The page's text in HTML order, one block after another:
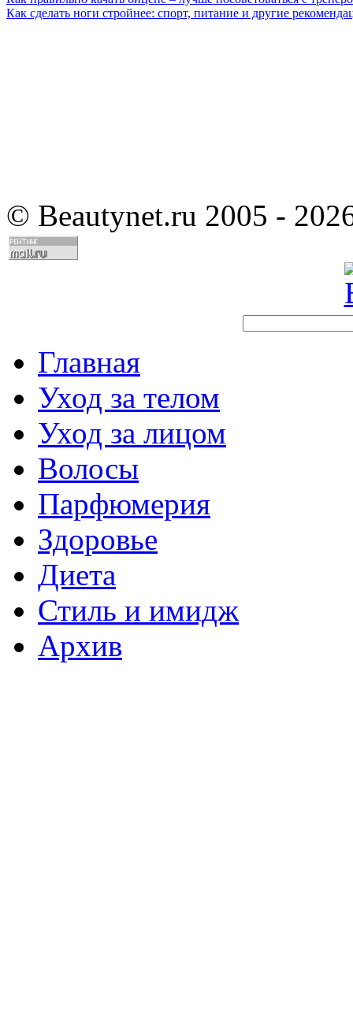
Как сделать ноги стройнее: спорт, питание и другие
© Beautynet.ru 2005 -
Главная
Уход за телом
Уход за лицом
Волосы
Парфюмерия
Здоровье
Диета
Стиль и имидж
Архив